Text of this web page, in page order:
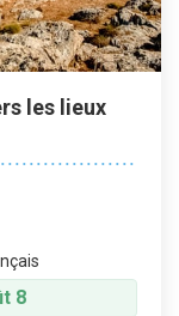
les lieux
8